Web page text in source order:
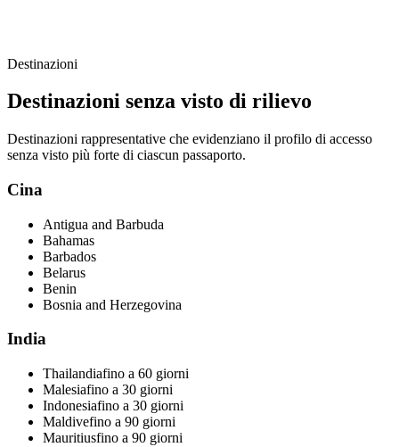
Destinazioni
Destinazioni senza visto di rilievo
Destinazioni rappresentative che evidenziano il profilo di accesso
senza visto più forte di ciascun passaporto.
Cina
Antigua and Barbuda
Bahamas
Barbados
Belarus
Benin
Bosnia and Herzegovina
India
Thailandiafino a 60 giorni
Malesiafino a 30 giorni
Indonesiafino a 30 giorni
Maldivefino a 90 giorni
Mauritiusfino a 90 giorni